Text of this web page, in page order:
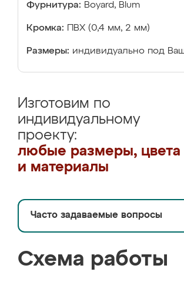
Фурнитура: Boyard, Blum
Кромка: ПВХ (0,4 мм, 2 мм)
Размеры: индивидуально под Ваш
Изготовим по
индивидуальному
проекту:
любые размеры, цвета
и материалы
Часто задаваемые вопросы
Схема работы